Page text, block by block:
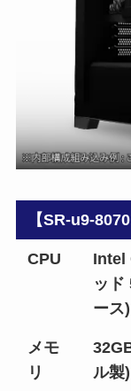
【SR-u9-
CPU
Intel
ッド
ース)
メモ
リ
ル製)